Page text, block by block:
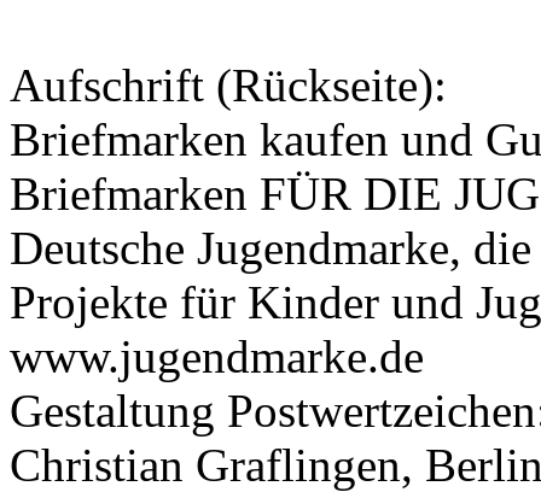
Aufschrift (Rückseite):
Briefmarken kaufen und
Briefmarken FÜR DIE
Deutsche Jugendmarke,
Projekte für Kinder und
www.jugendmarke.de
Gestaltung
Christian Graflingen,